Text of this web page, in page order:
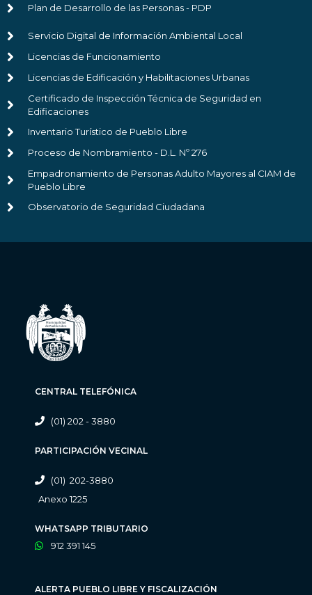
Plan de Desarrollo de las Personas - PDP
Servicio Digital de Información Ambiental Local
Licencias de Funcionamiento
Licencias de Edificación y Habilitaciones Urbanas
Certificado de Inspección Técnica de Seguridad en
Edificaciones
Inventario Turístico de Pueblo Libre
Proceso de Nombramiento - D.L. Nº 276
Empadronamiento de Personas Adulto Mayores al CIAM de
Pueblo Libre
Observatorio de Seguridad Ciudadana
CENTRAL TELEFÓNICA
(01) 202 - 3880
PARTICIPACIÓN VECINAL
(01) 202-3880
Anexo 1225
WHATSAPP TRIBUTARIO
912 391 145
ALERTA PUEBLO LIBRE Y FISCALIZACIÓN